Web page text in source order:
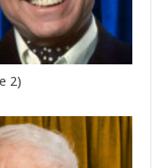
2)